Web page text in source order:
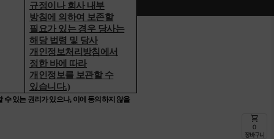
shopping_cart
0
장바구니
규정이나 회사 내부
방침에 의하여 보존할
필요가 있는 경우 당사는
해당 법령 및 당사
개인정보처리방침에서
정한 바에 따라
개인정보를 보관할 수
있습니다.)
수 있는 권리가 있으나, 이에 동의하지 않을